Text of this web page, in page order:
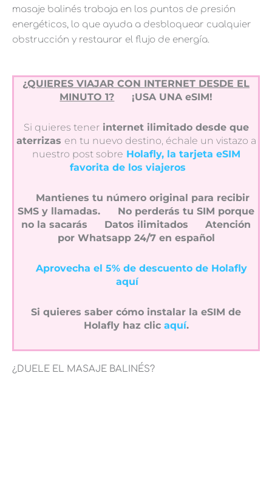
masaje balinés trabaja en los puntos de presión
energéticos, lo que ayuda a desbloquear cualquier
obstrucción y restaurar el flujo de energía.
¿QUIERES VIAJAR CON INTERNET DESDE EL
MINUTO 1?
¡USA UNA eSIM!
Si quieres tenerinternet ilimitado desde que
aterrizas en tu nuevo destino, échale un vistazo a
nuestro post sobre Holafly, la tarjeta eSIM
favorita de los viajeros
Mantienes tu número original para recibir
SMS y llamadas.
No perderás tu SIM porque
no la sacarás
Datos ilimitados
Atención
por Whatsapp 24/7 en español
Aprovecha el 5% de descuento de Holafly
aquí
Si quieres saber cómo instalar la eSIM de
Holafly haz clic aquí.
¿DUELE EL MASAJE BALINÉS?